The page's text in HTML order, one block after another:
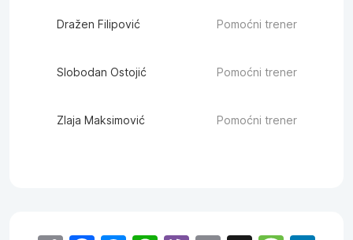
Dražen Filipović Pomoćni trener
Slobodan Ostojić Pomoćni trener
Zlaja Maksimović Pomoćni trener